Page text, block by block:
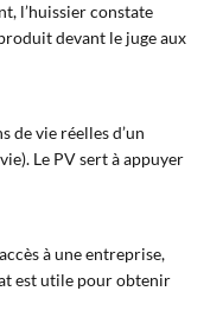
l’huissier constate
devant le juge aux
de vie réelles d’un
Le PV sert à appuyer
à une entreprise,
est utile pour obtenir